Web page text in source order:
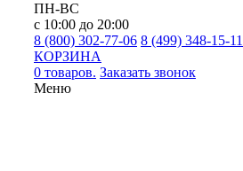
ПН-ВС
с 10:00 до 20:00
8 (800) 302-77-06 8 (499) 348-15-11
КОРЗИНА
0 товаров. Заказать звонок
Меню